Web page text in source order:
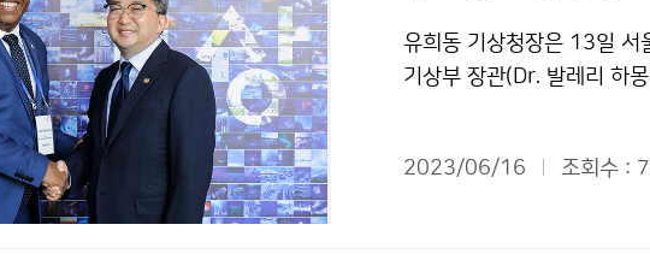
유희동 기상청장은 13일 서
기상부 장관(Dr. 발레리 하
2023/06/16 조회수 :